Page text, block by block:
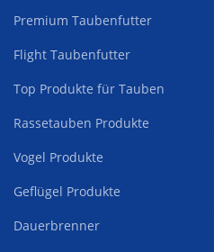
Premium Taubenfutter
Flight Taubenfutter
Top Produkte für Tauben
Rassetauben Produkte
Vogel Produkte
Geflügel Produkte
Dauerbrenner